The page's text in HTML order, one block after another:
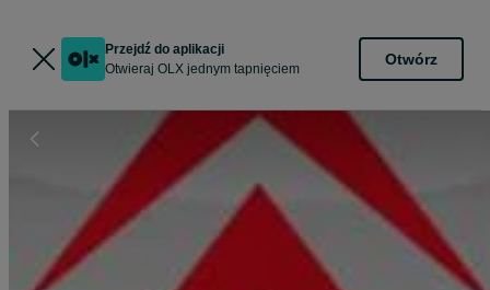
Przejdź do aplikacji
Otwieraj OLX jednym tapnięciem
Otwórz